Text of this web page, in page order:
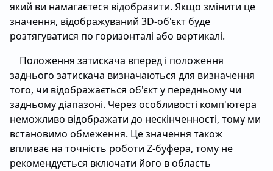
який ви намагаєтеся відобразити. Якщо змінити це
значення, відображуваний 3D-об'єкт буде
розтягуватися по горизонталі або вертикалі.
Положення затискача вперед і положення
заднього затискача визначаються для визначення
того, чи відображається об'єкт у передньому чи
задньому діапазоні. Через особливості комп'ютера
неможливо відображати до нескінченності, тому ми
встановимо обмеження. Це значення також
впливає на точність роботи Z-буфера, тому не
рекомендується включати його в область